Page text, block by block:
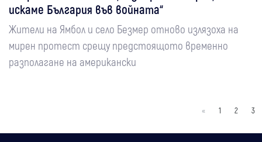
искаме България във войната“
Жители на Ямбол и село Безмер отново излязоха на
мирен протест срещу предстоящото временно
разполагане на американски
« 1 2 3